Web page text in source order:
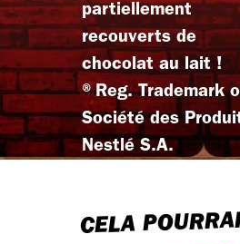
partiellement
recouverts de
chocolat au lait !
®Reg. Trademark
Société des
Nestlé S.A.
CELA